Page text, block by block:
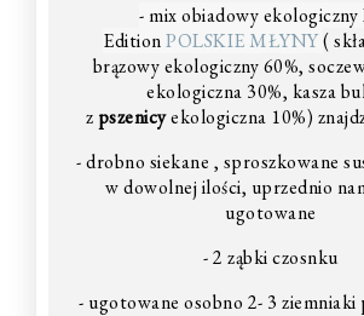
- mix obiadowy ekologiczny
EditionPOLSKIE MŁYNY(
brązowy ekologiczny 60%,
ekologiczna 30%, kasza
z pszenicyekologiczna 10%)
- drobno siekane , sproszkowane
w dowolnej ilości, uprzednio
ugotowane
- 2 ząbki czosnku
- ugotowane osobno 2- 3